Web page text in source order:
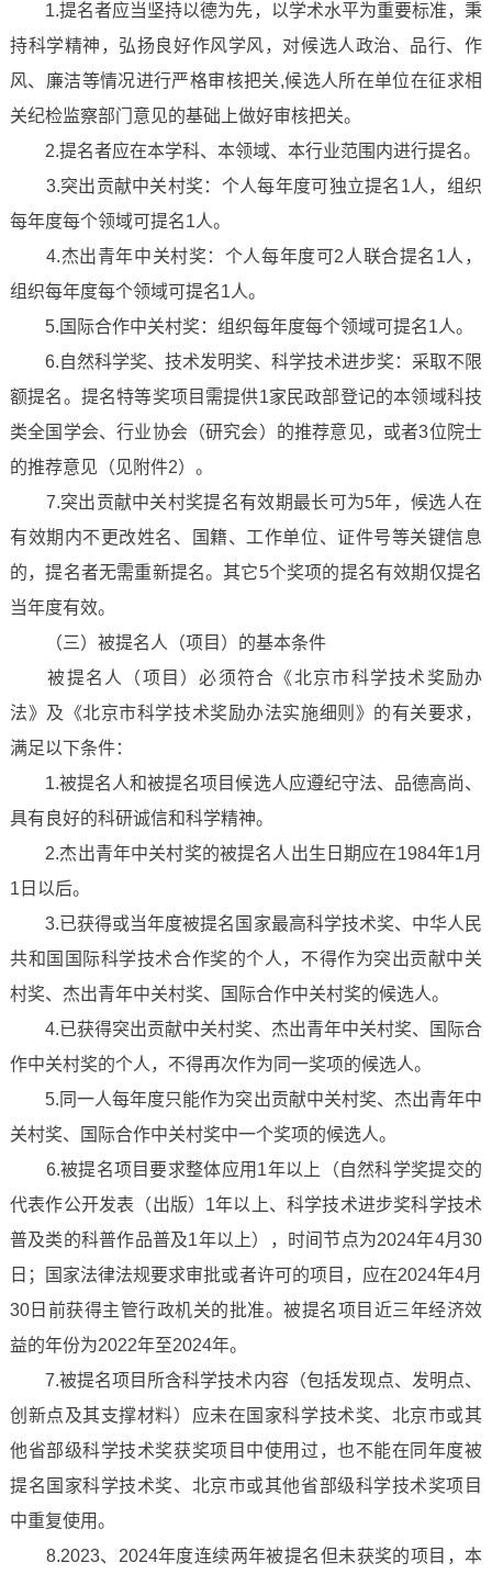
1.提名者应当坚持以德为先，以学术水平为重要标准，秉
持科学精神，弘扬良好作风学风，对候选人政治、品行、作
风、廉洁等情况进行严格审核把关,候选人所在单位在征求相
关纪检监察部门意见的基础上做好审核把关。
2.提名者应在本学科、本领域、本行业范围内进行提名。
3.突出贡献中关村奖：个人每年度可独立提名1人，组织
每年度每个领域可提名1人。
4.杰出青年中关村奖：个人每年度可2人联合提名1人，
组织每年度每个领域可提名1人。
5.国际合作中关村奖：组织每年度每个领域可提名1人。
6.自然科学奖、技术发明奖、科学技术进步奖：采取不限
额提名。提名特等奖项目需提供1家民政部登记的本领域科技
类全国学会、行业协会（研究会）的推荐意见，或者3位院士
的推荐意见（见附件2）。
7.突出贡献中关村奖提名有效期最长可为5年，候选人在
有效期内不更改姓名、国籍、工作单位、证件号等关键信息
的，提名者无需重新提名。其它5个奖项的提名有效期仅提名
当年度有效。
（三）被提名人（项目）的基本条件
被提名人（项目）必须符合《北京市科学技术奖励办
法》及《北京市科学技术奖励办法实施细则》的有关要求，
满足以下条件：
1.被提名人和被提名项目候选人应遵纪守法、品德高尚、
具有良好的科研诚信和科学精神。
2.杰出青年中关村奖的被提名人出生日期应在1984年1月
1日以后。
3.已获得或当年度被提名国家最高科学技术奖、中华人民
共和国国际科学技术合作奖的个人，不得作为突出贡献中关
村奖、杰出青年中关村奖、国际合作中关村奖的候选人。
4.已获得突出贡献中关村奖、杰出青年中关村奖、国际合
作中关村奖的个人，不得再次作为同一奖项的候选人。
5.同一人每年度只能作为突出贡献中关村奖、杰出青年中
关村奖、国际合作中关村奖中一个奖项的候选人。
6.被提名项目要求整体应用1年以上（自然科学奖提交的
代表作公开发表（出版）1年以上、科学技术进步奖科学技术
普及类的科普作品普及1年以上），时间节点为2024年4月30
日；国家法律法规要求审批或者许可的项目，应在2024年4月
30日前获得主管行政机关的批准。被提名项目近三年经济效
益的年份为2022年至2024年。
7.被提名项目所含科学技术内容（包括发现点、发明点、
创新点及其支撑材料）应未在国家科学技术奖、北京市或其
他省部级科学技术奖获奖项目中使用过，也不能在同年度被
提名国家科学技术奖、北京市或其他省部级科学技术奖项目
中重复使用。
8.2023、2024年度连续两年被提名但未获奖的项目，本